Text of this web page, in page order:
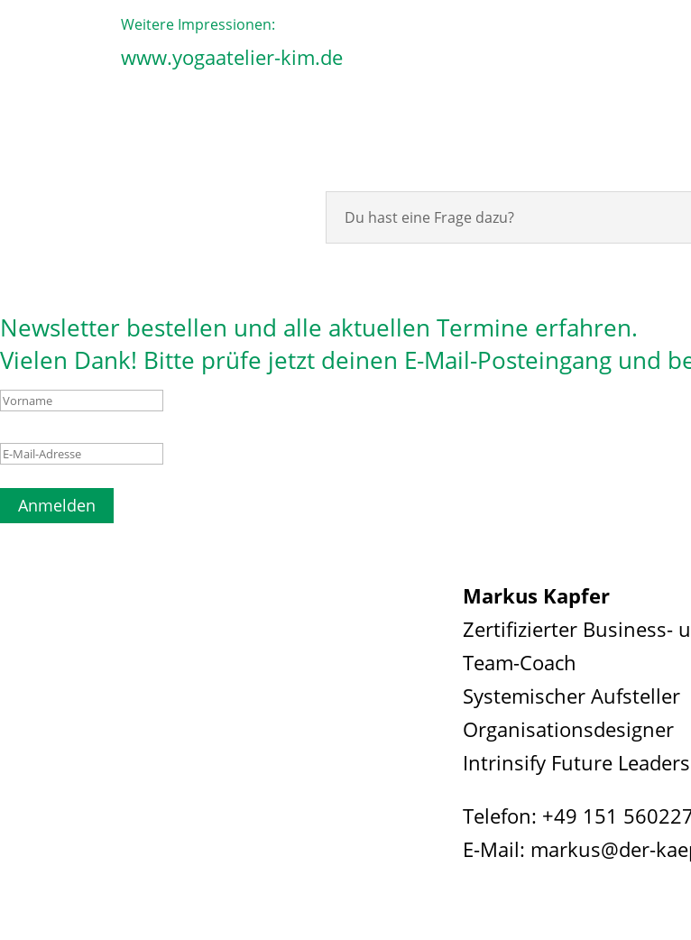
Weitere Impressionen:
www.yogaatelier-kim.de​
Du hast eine Frage dazu?
Newsletter bestellen und alle aktuellen Termine erfahren.
Vielen Dank! Bitte prüfe jetzt deinen E-Mail-Posteingang und
Anmelden
Markus Kapfer
Zertifizierter Business-
Team-Coach
Systemischer Aufsteller
Organisationsdesigner
Intrinsify Future
Telefon: +49 151
E-Mail: markus@der-